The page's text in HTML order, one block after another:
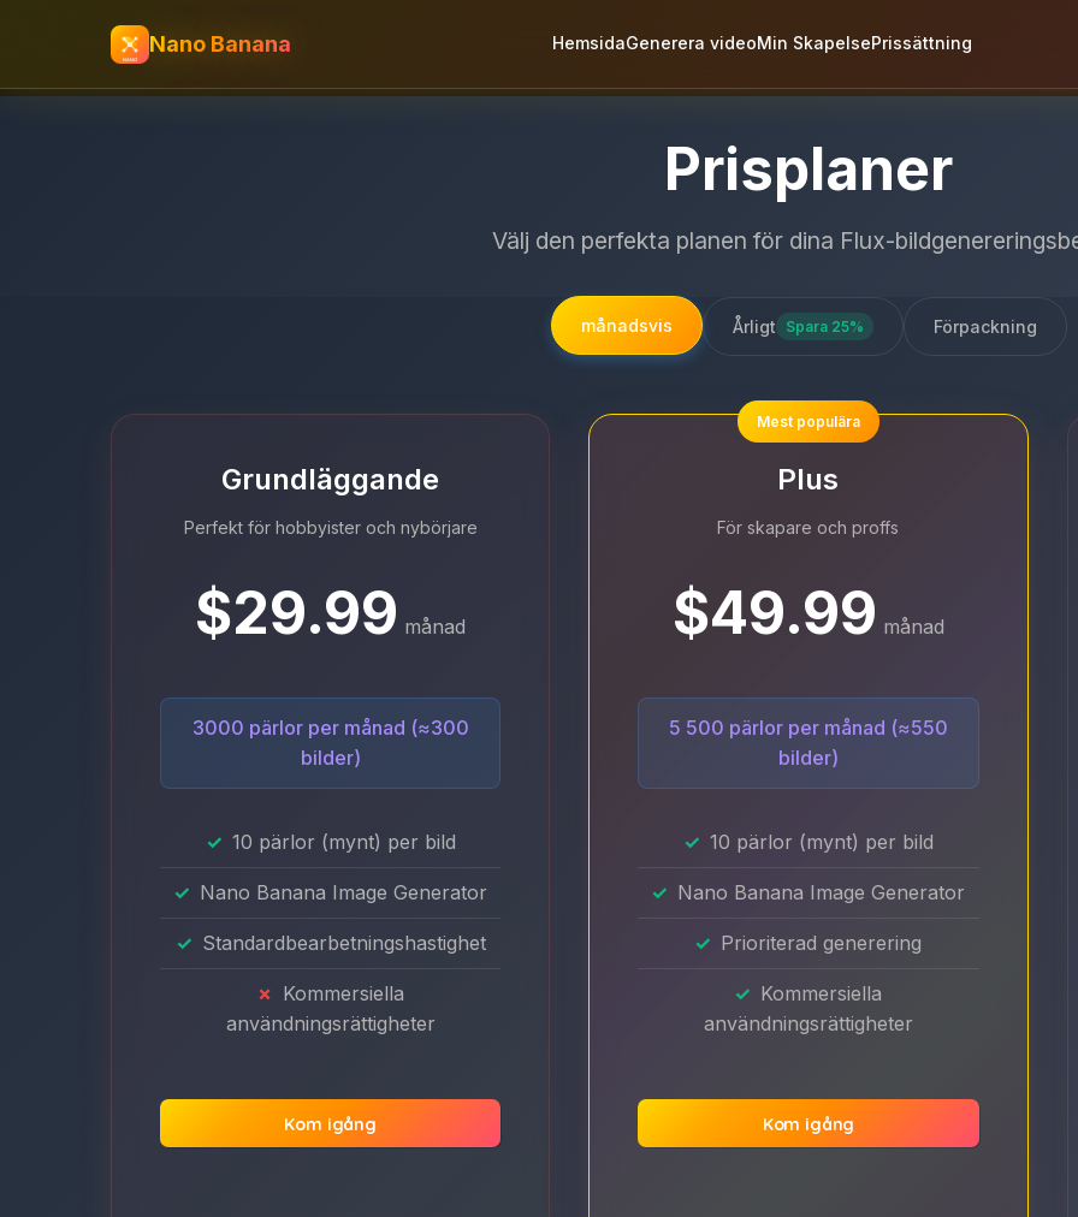
Nano Banana HemsidaGenerera videoMin SkapelsePrissättning
Prisplaner
Välj den perfekta planen för dina Flux-
månadsvis Årligt Spara 25% Förpackning
Grundläggande
Perfekt för hobbyister och nybörjare
$29.99 månad
3000 pärlor per månad (≈300
bilder)
10 pärlor (mynt) per bild
Nano Banana Image Generator
Standardbearbetningshastighet
Kommersiella
användningsrättigheter
Kom igång
Mest populära
Plus
För skapare och proffs
$49.99 månad
5 500 pärlor per månad (≈550
bilder)
10 pärlor (mynt) per bild
Nano Banana Image Generator
Prioriterad generering
Kommersiella
användningsrättigheter
Kom igång